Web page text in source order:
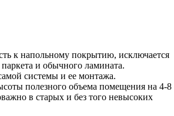
к напольному покрытию, исключается
и обычного ламината.
системы и ее монтажа.
полезного объема помещения на 4-8
в старых и без того невысоких